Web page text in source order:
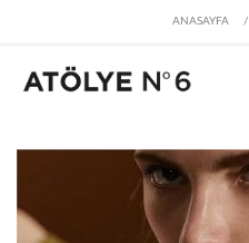
ANASAYFA /